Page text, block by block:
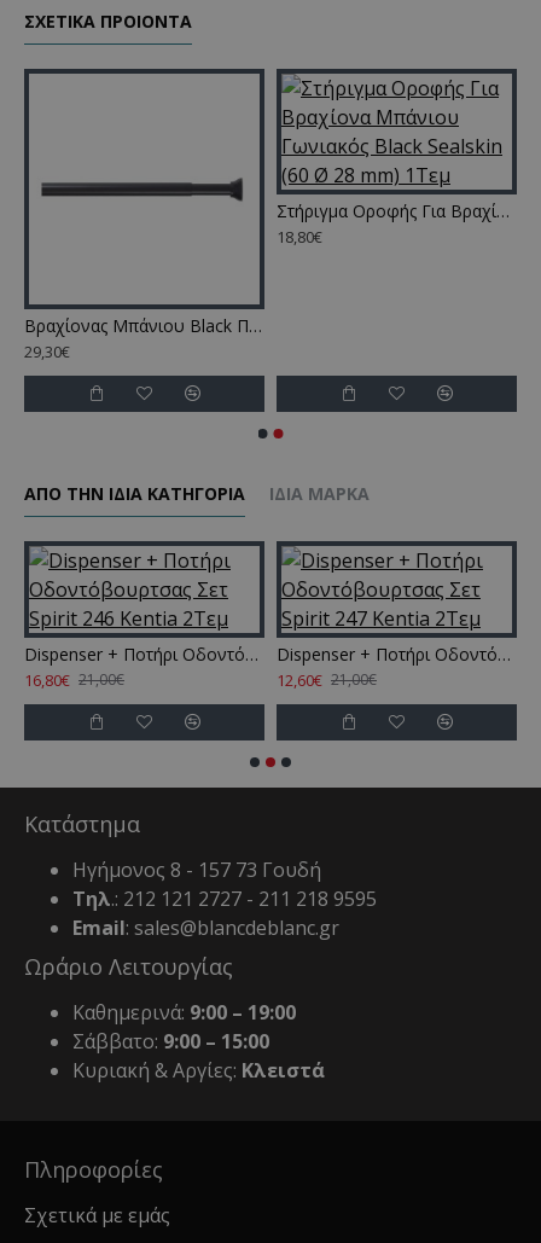
ΣΧΕΤΙΚΑ ΠΡΟΙΟΝΤΑ
Βραχίονας Μπάνιου Black Πτυσσόμενος Sealskin (155-255 Ø 20 mm) 1Τεμ
29,30€
Στήριγμα Οροφής Για Βραχίονα Μπάνιου Γωνιακός Black Sealskin (60 Ø 28 mm) 1Τεμ
18,80€
ΑΠΌ ΤΗΝ ΊΔΙΑ ΚΑΤΗΓΌΡΙΑ ΊΔΙΑ ΜΆΡΚΑ
Dispenser + Ποτήρι Οδοντόβουρτσας Σετ Spirit 246 Kentia 2Τεμ
16,80€ 21,00€
Dispenser + Ποτήρι Οδοντόβουρτσας Σετ Spirit 247 Kentia 2Τεμ
12,60€ 21,00€
Κατάστημα
Ηγήμονος 8 - 157 73 Γουδή
Τηλ.: 212 121 2727 - 211 218 9595
Email: sales@blancdeblanc.gr
Ωράριο Λειτουργίας
Καθημερινά: 9:00 – 19:00
Σάββατο: 9:00 – 15:00
Κυριακή & Αργίες: Κλειστά
Πληροφορίες
Σχετικά με εμάς